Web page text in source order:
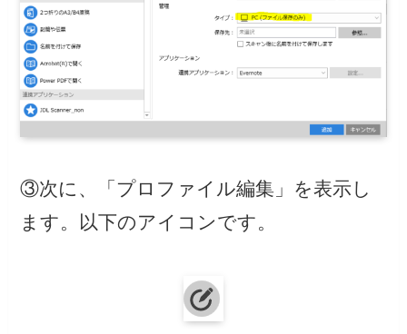
③次に、「プロファイル編集」を表示し
ます。以下のアイコンです。